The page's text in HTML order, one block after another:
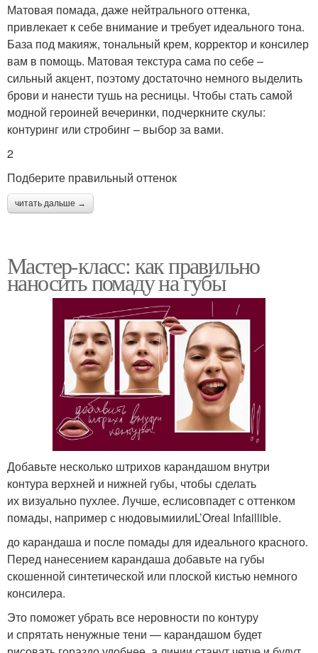
Матовая помада, даже нейтрального оттенка,
привлекает к себе внимание и требует идеального тона.
База под макияж, тональный крем, корректор и консилер
вам в помощь. Матовая текстура сама по себе –
сильный акцент, поэтому достаточно немного выделить
брови и нанести тушь на ресницы. Чтобы стать самой
модной героиней вечеринки, подчеркните скулы:
контуринг или стробинг – выбор за вами.
2
Подберите правильный оттенок
читать дальше →
Мастер-класс: как правильно
наносить помаду на губы
Добавьте несколько штрихов карандашом внутри
контура верхней и нижней губы, чтобы сделать
их визуально пухлее. Лучше, еслисовпадет с оттенком
помады, например с нюдовымиилиL’Oreal Infaillible.
до карандаша и после помады для идеального красного.
Перед нанесением карандаша добавьте на губы
скошенной синтетической или плоской кистью немного
консилера.
Это поможет убрать все неровности по контуру
и спрятать ненужные тени — карандашом будет